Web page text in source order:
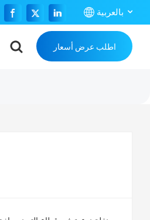
بالعربية
اطلب عرض أسعار